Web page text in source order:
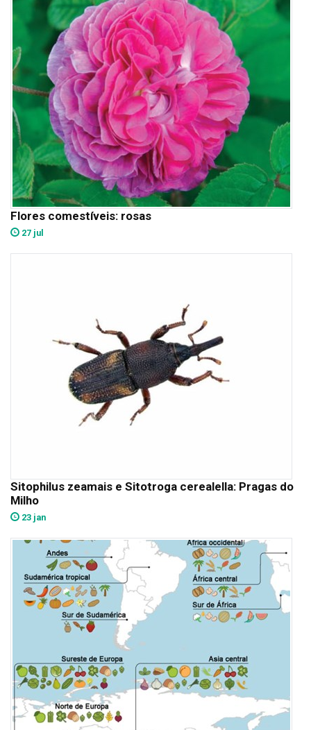
Flores comestíveis: rosas
27 jul
Sitophilus zeamais e Sitotroga cerealella: Pragas do
Milho
23 jan